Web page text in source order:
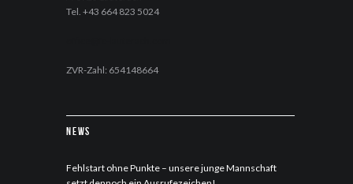
Tel. +43 664 823 5024
ZVR-Zahl: 654148664
News
Fehlstart ohne Punkte – unsere junge Mannschaft